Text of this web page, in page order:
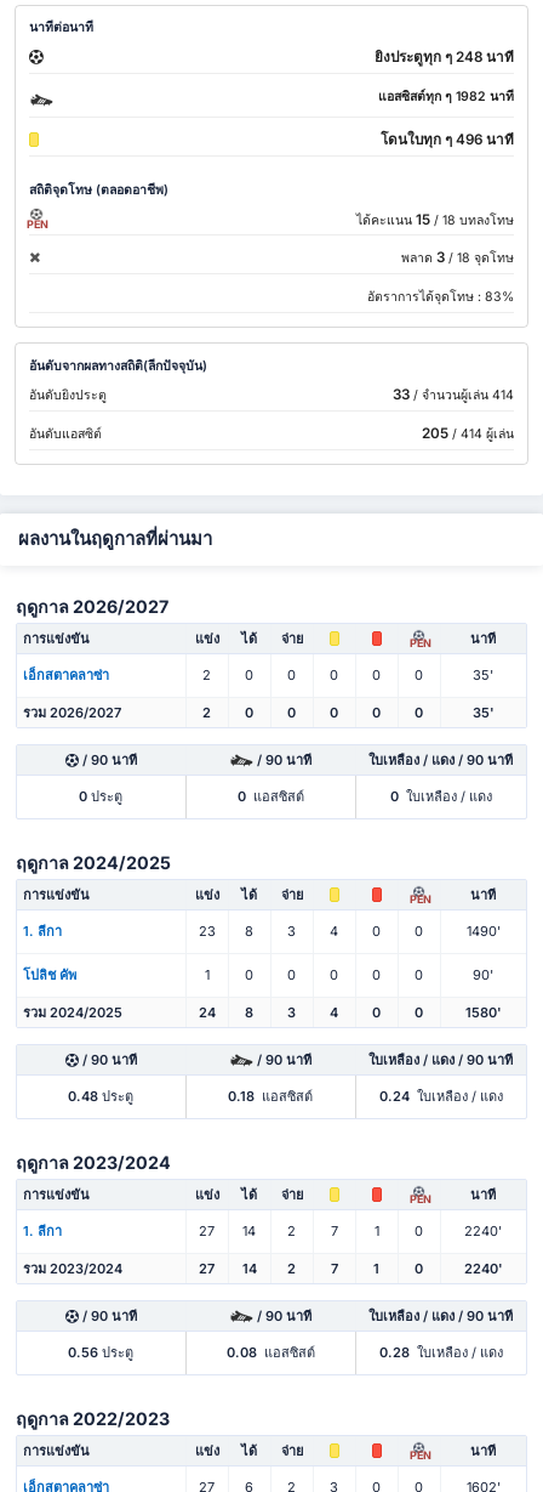
นาทีต่อนาที
ยิงประตูทุก ๆ 248 นาที
แอสซิสต์ทุก ๆ 1982 นาที
โดนใบทุก ๆ 496 นาที
สถิติจุดโทษ (ตลอดอาชีพ)
PEN ได้คะแนน 15 / 18 บทลงโทษ
พลาด 3 / 18 จุดโทษ
อัตราการได้จุดโทษ : 83%
อันดับจากผลทางสถิติ(ลีกปัจจุบัน)
อันดับยิงประตู
33/ จำนวนผู้เล่น 414
อันดับแอสซิต์ 205/ 414 ผู้เล่น
ผลงานในฤดูกาลที่ผ่านมา
ฤดูกาล 2026/2027
การแข่งขัน แข่ง ได้ จ่าย PEN นาที
เอ็กสตาคลาซ่า 2 0 0 0 0 0 35'
รวม 2026/2027 2 0 0 0 0 0 35'
/ 90 นาที / 90 นาที ใบเหลือง / แดง / 90 นาที
0 ประตู 0 แอสซิสต์ 0 ใบเหลือง / แดง
ฤดูกาล 2024/2025
การแข่งขัน แข่ง ได้ จ่าย PEN นาที
1. ลีกา 23 8 3 4 0 0 1490'
โปลิช คัพ 1 0 0 0 0 0 90'
รวม 2024/2025 24 8 3 4 0 0 1580'
/ 90 นาที / 90 นาที ใบเหลือง / แดง / 90 นาที
0.48 ประตู 0.18 แอสซิสต์ 0.24 ใบเหลือง / แดง
ฤดูกาล 2023/2024
การแข่งขัน แข่ง ได้ จ่าย PEN นาที
1. ลีกา 27 14 2 7 1 0 2240'
รวม 2023/2024 27 14 2 7 1 0 2240'
/ 90 นาที / 90 นาที ใบเหลือง / แดง / 90 นาที
0.56 ประตู 0.08 แอสซิสต์ 0.28 ใบเหลือง / แดง
ฤดูกาล 2022/2023
การแข่งขัน แข่ง ได้ จ่าย PEN นาที
เอ็กสตาคลาซ่า 27 6 2 3 0 0 1602'